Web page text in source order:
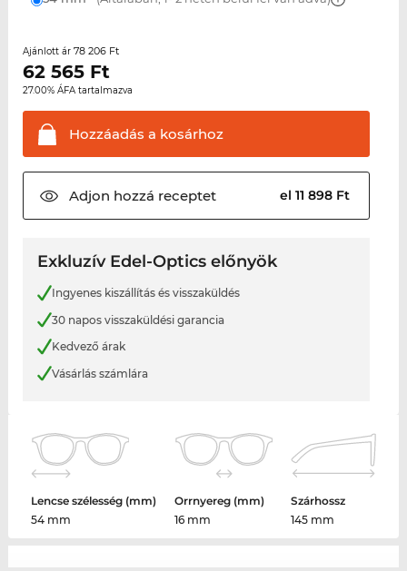
Ajánlott ár 78 206 Ft
62 565Ft
27.00% ÁFA tartalmazva
Hozzáadás a kosárhoz
Adjon hozzá receptet el 11 898 Ft
Exkluzív Edel-Optics előnyök
Ingyenes kiszállítás és visszaküldés
30 napos visszaküldési garancia
Kedvező árak
Vásárlás számlára
Lencse szélesség (mm)
54 mm
Orrnyereg (mm)
16 mm
Szárhossz
145 mm